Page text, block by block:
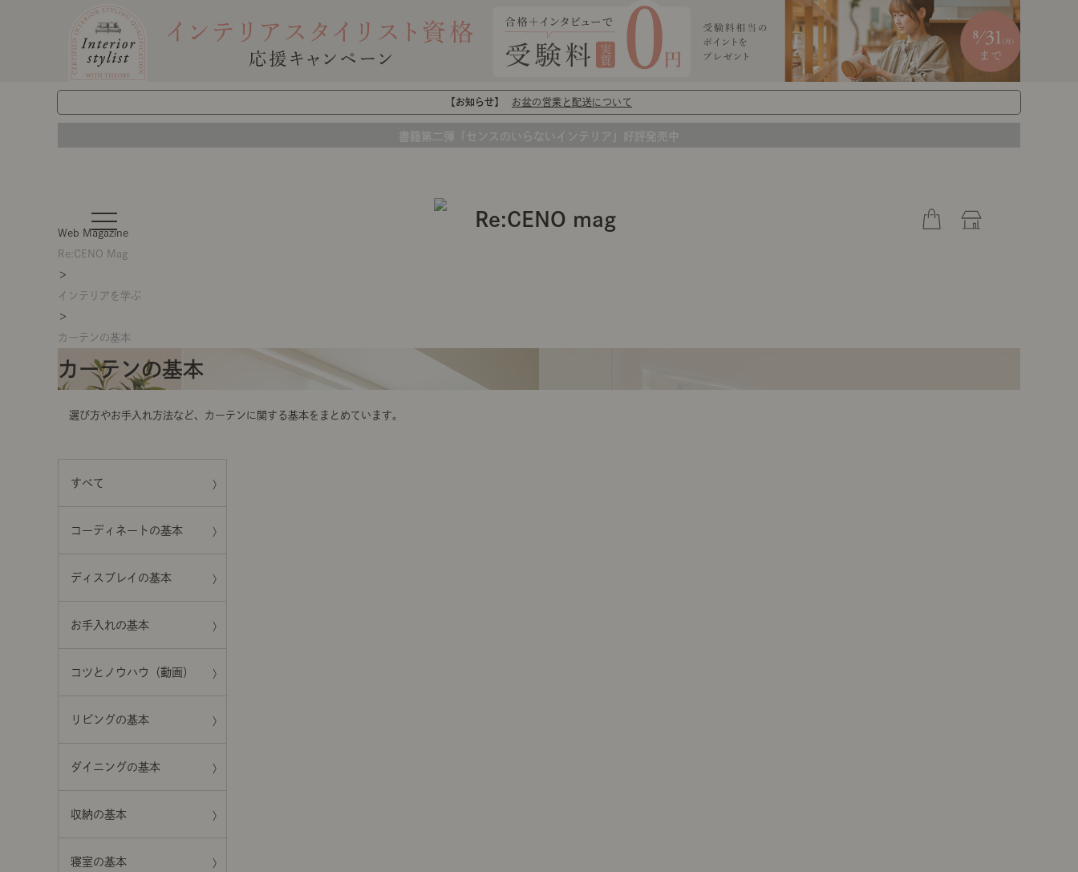
【お知らせ】 お盆の営業と配送について
書籍第二弾「センスのいらないインテリア」好評発売中
t
o
g
n
a
g
a
t
i
o
Web Magazine
Re:CENO Mag
＞
インテリアを学ぶ
＞
カーテンの基本
カーテンの基本
選び方やお手入れ方法など、カーテンに関する基本をまとめています。
すべて
コーディネートの基本
ディスプレイの基本
お手入れの基本
コツとノウハウ（動画）
リビングの基本
ダイニングの基本
収納の基本
寝室の基本